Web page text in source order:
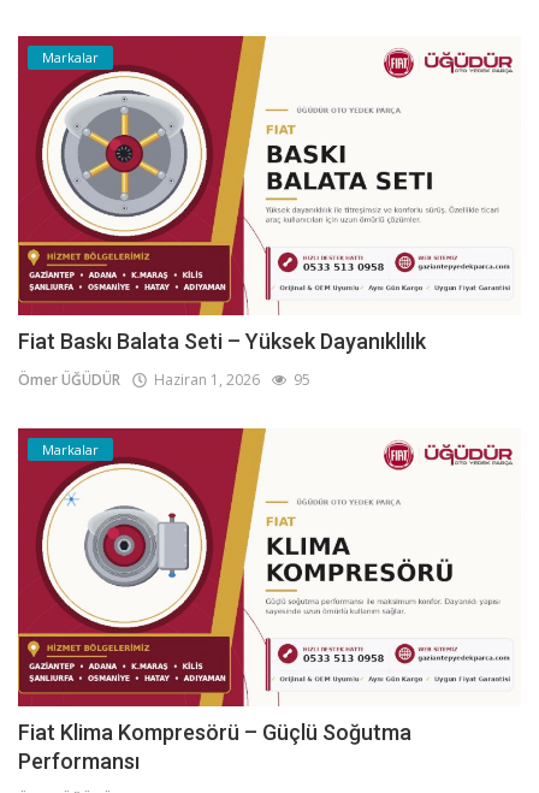
Markalar
Fiat Baskı Balata Seti – Yüksek Dayanıklılık
Ömer ÜĞÜDÜR Haziran 1, 2026 95
Markalar
Fiat Klima Kompresörü – Güçlü Soğutma
Performansı